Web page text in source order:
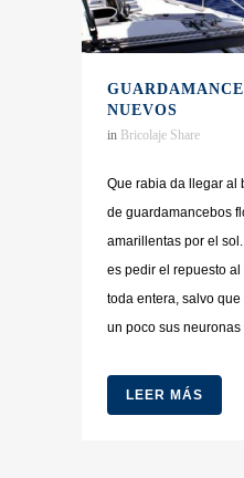
NUEVOS
in Bricolaje Share
Que rabia da llegar al
de guardamancebos
amarillentas por el
es pedir el repuesto
toda entera, salvo
un poco sus neuronas
LEER MÁS